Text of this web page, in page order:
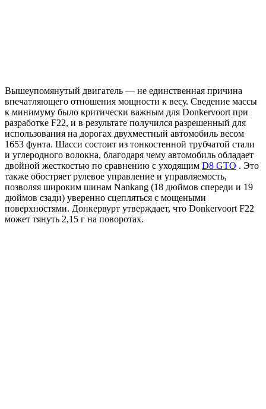
Вышеупомянутый двигатель — не единственная причина
впечатляющего отношения мощности к весу. Сведение массы
к минимуму было критически важным для Donkervoort при
разработке F22, и в результате получился разрешенный для
использования на дорогах двухместный автомобиль весом
1653 фунта. Шасси состоит из тонкостенной трубчатой ​​стали
и углеродного волокна, благодаря чему автомобиль обладает
двойной жесткостью по сравнению с уходящим D8 GTO . Это
также обостряет рулевое управление и управляемость,
позволяя широким шинам Nankang (18 дюймов спереди и 19
дюймов сзади) уверенно сцепляться с мощеными
поверхностями. Донкервурт утверждает, что Donkervoort F22
может тянуть 2,15 г на поворотах.